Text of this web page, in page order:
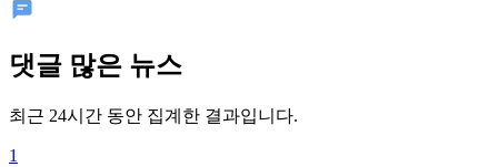
댓글 많은 뉴스
최근 24시간 동안 집계한 결과입니다.
1